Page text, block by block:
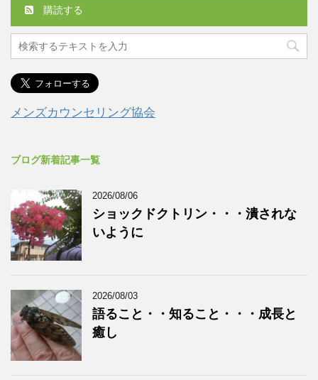
購読する
メンズカウンセリング協会
ブログ新着記事一覧
2026/08/06
ショックドクトリン・・・潰されな
いように
2026/08/03
語ること・・知ること・・・成長と
癒し